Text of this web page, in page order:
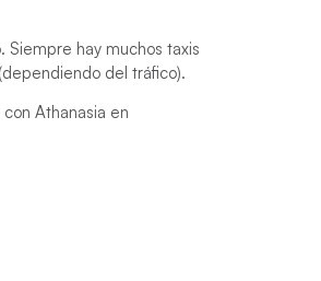
Siempre hay muchos taxis
del tráfico).
Athanasia en